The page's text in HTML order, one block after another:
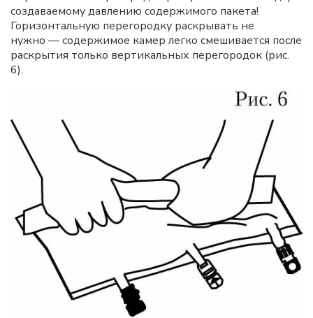
создаваемому давлению содержимого пакета!
Горизонтальную перегородку раскрывать не
нужно — содержимое камер легко смешивается после
раскрытия только вертикальных перегородок (рис.
6).